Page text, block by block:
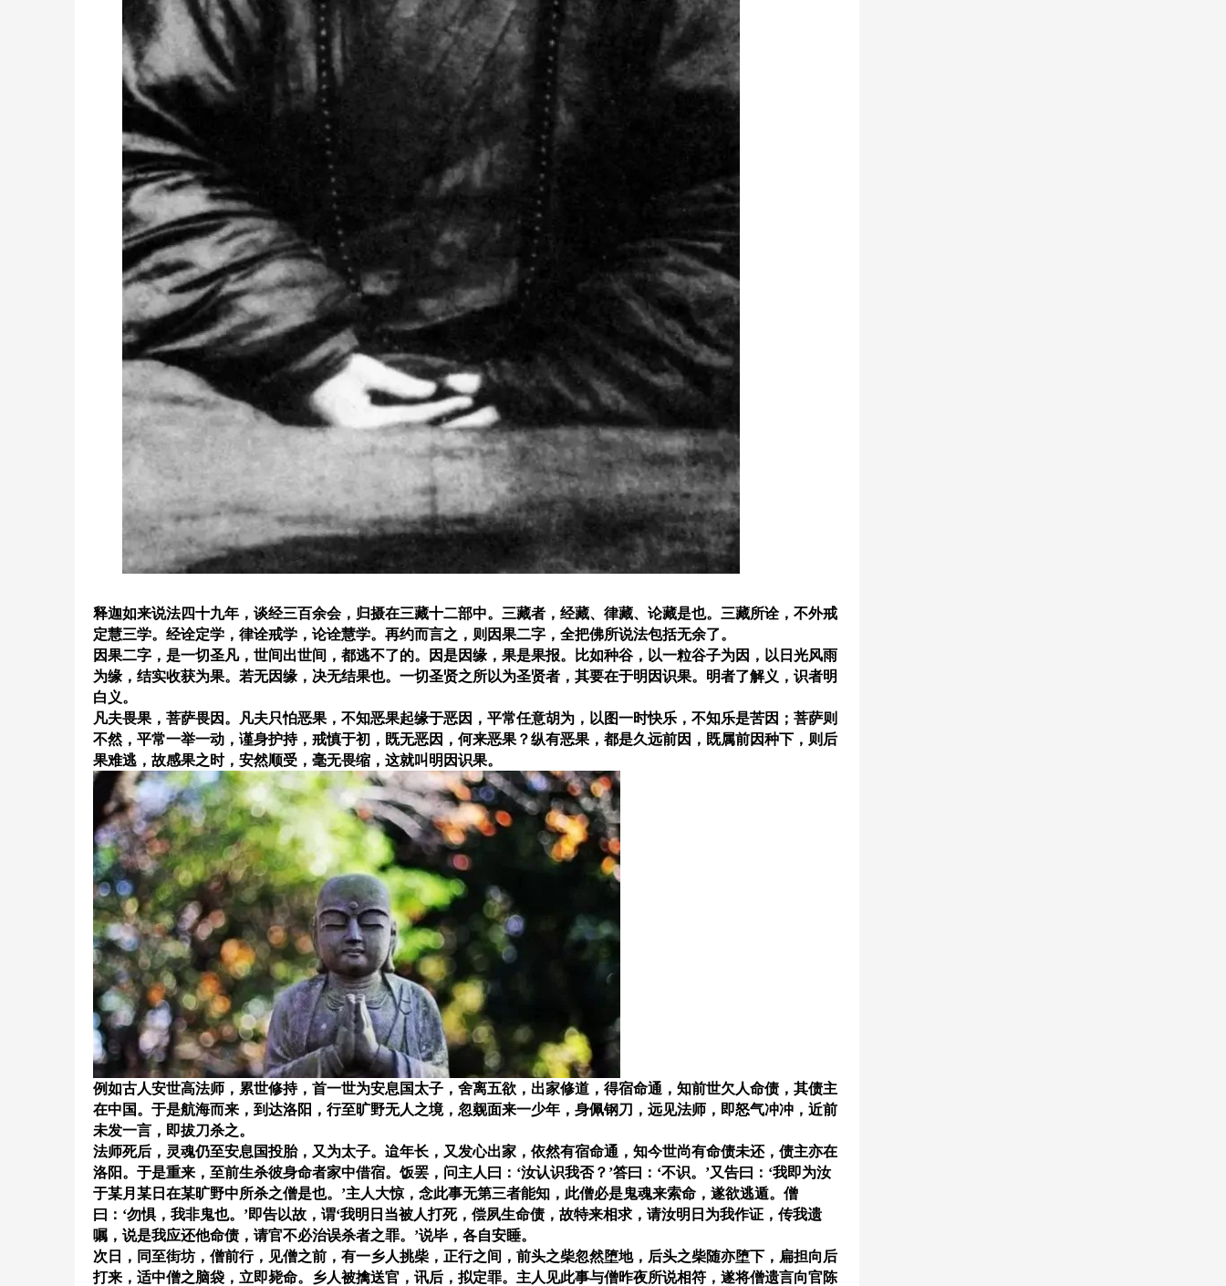
释迦如来说法四十九年，谈经三百余会，归摄在三藏十二部中。三藏者，经藏、律藏、论藏是也。三藏所诠，不外戒
定慧三学。经诠定学，律诠戒学，论诠慧学。再约而言之，则因果二字，全把佛所说法包括无余了。
因果二字，是一切圣凡，世间出世间，都逃不了的。因是因缘，果是果报。比如种谷，以一粒谷子为因，以日光风雨
为缘，结实收获为果。若无因缘，决无结果也。一切圣贤之所以为圣贤者，其要在于明因识果。明者了解义，识者明
白义。
凡夫畏果，菩萨畏因。凡夫只怕恶果，不知恶果起缘于恶因，平常任意胡为，以图一时快乐，不知乐是苦因；菩萨则
不然，平常一举一动，谨身护持，戒慎于初，既无恶因，何来恶果？纵有恶果，都是久远前因，既属前因种下，则后
果难逃，故感果之时，安然顺受，毫无畏缩，这就叫明因识果。
例如古人安世高法师，累世修持，首一世为安息国太子，舍离五欲，出家修道，得宿命通，知前世欠人命债，其债主
在中国。于是航海而来，到达洛阳，行至旷野无人之境，忽觌面来一少年，身佩钢刀，远见法师，即怒气冲冲，近前
未发一言，即拔刀杀之。
法师死后，灵魂仍至安息国投胎，又为太子。迨年长，又发心出家，依然有宿命通，知今世尚有命债未还，债主亦在
洛阳。于是重来，至前生杀彼身命者家中借宿。饭罢，问主人曰：‘汝认识我否？’答曰：‘不识。’又告曰：‘我即为汝
于某月某日在某旷野中所杀之僧是也。’主人大惊，念此事无第三者能知，此僧必是鬼魂来索命，遂欲逃遁。僧
曰：‘勿惧，我非鬼也。’即告以故，谓‘我明日当被人打死，偿夙生命债，故特来相求，请汝明日为我作证，传我遗
嘱，说是我应还他命债，请官不必治误杀者之罪。’说毕，各自安睡。
次日，同至街坊，僧前行，见僧之前，有一乡人挑柴，正行之间，前头之柴忽然堕地，后头之柴随亦堕下，扁担向后
打来，适中僧之脑袋，立即毙命。乡人被擒送官，讯后，拟定罪。主人见此事与僧昨夜所说相符，遂将僧遗言向官陈